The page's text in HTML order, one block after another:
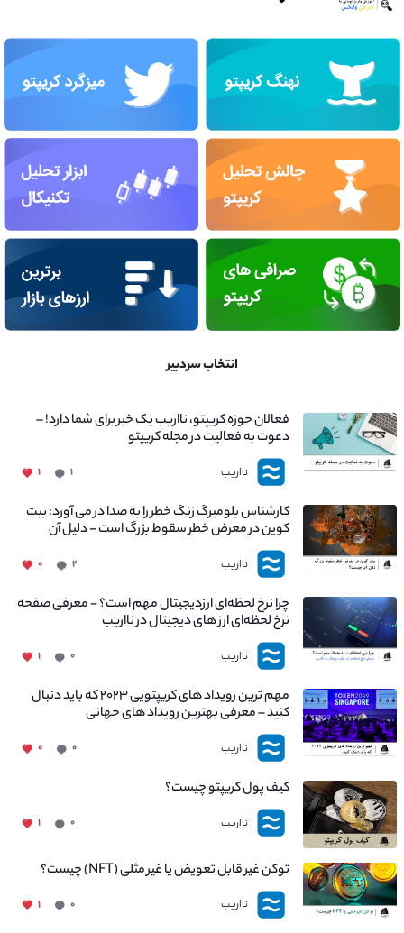
انتخاب سردبیر
فعالان حوزه کریپتو، نااریب یک خبر برای شما دارد! –
دعوت به فعالیت در مجله کریپتو
نااریب ۱ ۱
کارشناس بلومبرگ زنگ خطر را به صدا در می آورد: بیت
کوین در معرض خطر سقوط بزرگ است - دلیل آن
چیست؟
نااریب ۲ ۰
چرا نرخ لحظه‌ای ارزدیجیتال مهم است؟ - معرفی صفحه
نرخ لحظه‌ای ارز های دیجیتال در نااریب
نااریب ۰ ۱
مهم ترین رویداد های کریپتویی ۲۰۲۳ که باید دنبال
کنید – معرفی بهترین رویداد های جهانی
نااریب ۰ ۰
کیف پول کریپتو چیست؟
نااریب ۰ ۱
توکن غیر قابل تعویض یا غیر مثلی (NFT) چیست؟
نااریب ۰ ۱